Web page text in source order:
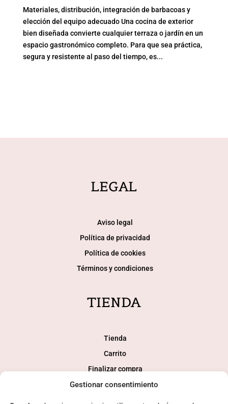
Gestionar consentimiento
Materiales, distribución, integración de barbacoas y
elección del equipo adecuado Una cocina de exterior
bien diseñada convierte cualquier terraza o jardín en un
espacio gastronómico completo. Para que sea práctica,
segura y resistente al paso del tiempo, es...
LEGAL
Aviso legal
Política de privacidad
Política de cookies
Términos y condiciones
TIENDA
Tienda
Carrito
Finalizar compra
Mi cuenta